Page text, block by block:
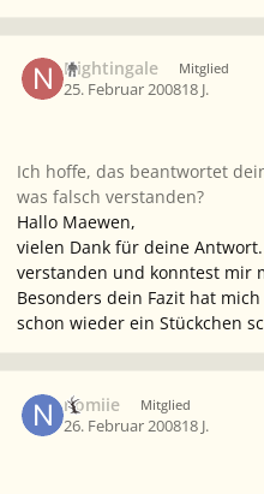
Nightingale Mitglied
25. Februar 200818 J.
Ich hoffe, das beantwortet
was falsch verstanden?
Hallo Maewen,
vielen Dank für deine
verstanden und konntest mir
Besonders dein Fazit hat
schon wieder ein Stückchen
nomiie Mitglied
26. Februar 200818 J.